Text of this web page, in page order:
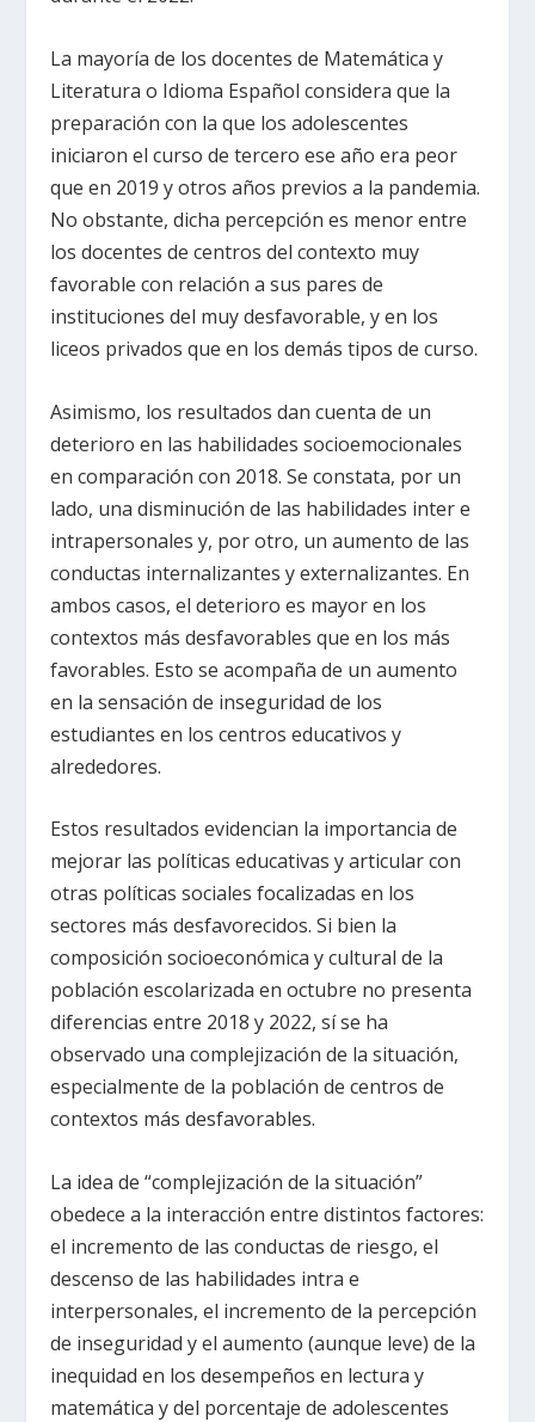
La mayoría de los docentes de Matemática y
Literatura o Idioma Español considera que la
preparación con la que los adolescentes
iniciaron el curso de tercero ese año era peor
que en 2019 y otros años previos a la pandemia.
No obstante, dicha percepción es menor entre
los docentes de centros del contexto muy
favorable con relación a sus pares de
instituciones del muy desfavorable, y en los
liceos privados que en los demás tipos de curso.
Asimismo, los resultados dan cuenta de un
deterioro en las habilidades socioemocionales
en comparación con 2018. Se constata, por un
lado, una disminución de las habilidades inter e
intrapersonales y, por otro, un aumento de las
conductas internalizantes y externalizantes. En
ambos casos, el deterioro es mayor en los
contextos más desfavorables que en los más
favorables. Esto se acompaña de un aumento
en la sensación de inseguridad de los
estudiantes en los centros educativos y
alrededores.
Estos resultados evidencian la importancia de
mejorar las políticas educativas y articular con
otras políticas sociales focalizadas en los
sectores más desfavorecidos. Si bien la
composición socioeconómica y cultural de la
población escolarizada en octubre no presenta
diferencias entre 2018 y 2022, sí se ha
observado una complejización de la situación,
especialmente de la población de centros de
contextos más desfavorables.
La idea de “complejización de la situación”
obedece a la interacción entre distintos factores:
el incremento de las conductas de riesgo, el
descenso de las habilidades intra e
interpersonales, el incremento de la percepción
de inseguridad y el aumento (aunque leve) de la
inequidad en los desempeños en lectura y
matemática y del porcentaje de adolescentes